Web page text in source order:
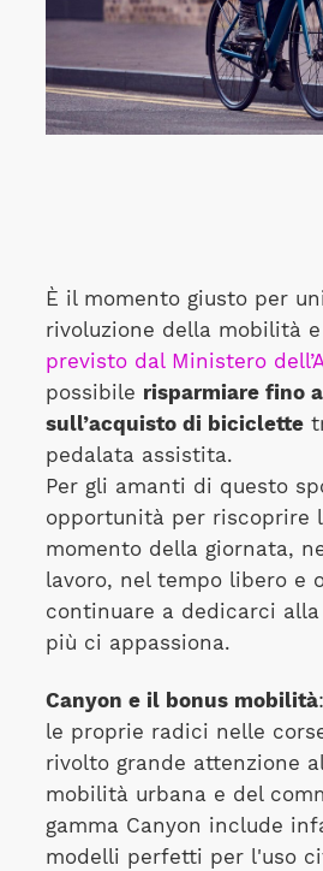
È il momento giusto per
rivoluzione della mobilità
previsto dal Ministero
possibile risparmiare fino
sull’acquisto di biciclette
pedalata assistita.
Per gli amanti di questo
opportunità per riscoprire
momento della giornata,
lavoro, nel tempo libero e
continuare a dedicarci
più ci appassiona.
Canyon e il bonus mobilità
le proprie radici nelle
rivolto grande attenzione
mobilità urbana e del
gamma Canyon include
modelli perfetti per l'uso